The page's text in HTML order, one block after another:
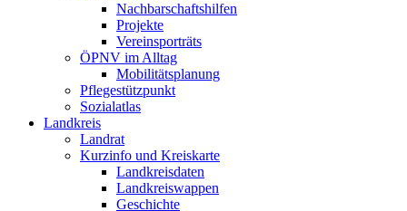
Nachbarschaftshilfen
Projekte
Vereinsporträts
ÖPNV im Alltag
Mobilitätsplanung
Pflegestützpunkt
Sozialatlas
Landkreis
Landrat
Kurzinfo und Kreiskarte
Landkreisdaten
Landkreiswappen
Geschichte